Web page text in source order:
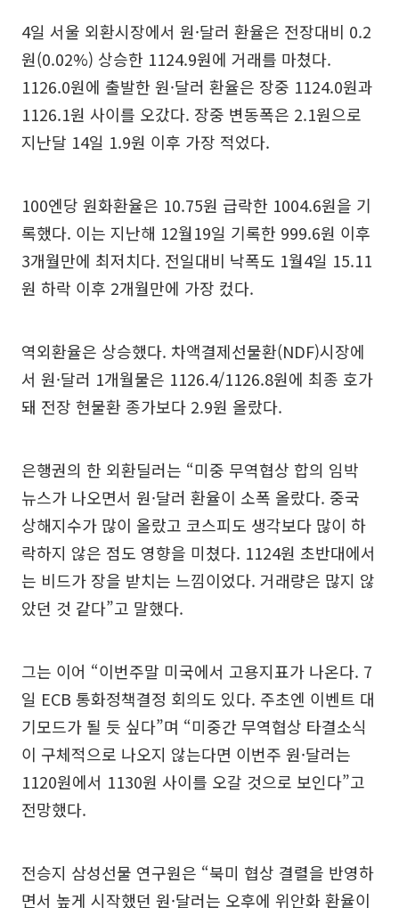
4일 서울 외환시장에서 원·달러 환율은 전장대비 0.2
원(0.02%) 상승한 1124.9원에 거래를 마쳤다.
1126.0원에 출발한 원·달러 환율은 장중 1124.0원과
1126.1원 사이를 오갔다. 장중 변동폭은 2.1원으로
지난달 14일 1.9원 이후 가장 적었다.
100엔당 원화환율은 10.75원 급락한 1004.6원을 기
록했다. 이는 지난해 12월19일 기록한 999.6원 이후
3개월만에 최저치다. 전일대비 낙폭도 1월4일 15.11
원 하락 이후 2개월만에 가장 컸다.
역외환율은 상승했다. 차액결제선물환(NDF)시장에
서 원·달러 1개월물은 1126.4/1126.8원에 최종 호가
돼 전장 현물환 종가보다 2.9원 올랐다.
은행권의 한 외환딜러는 “미중 무역협상 합의 임박
뉴스가 나오면서 원·달러 환율이 소폭 올랐다. 중국
상해지수가 많이 올랐고 코스피도 생각보다 많이 하
락하지 않은 점도 영향을 미쳤다. 1124원 초반대에서
는 비드가 장을 받치는 느낌이었다. 거래량은 많지 않
았던 것 같다”고 말했다.
그는 이어 “이번주말 미국에서 고용지표가 나온다. 7
일 ECB 통화정책결정 회의도 있다. 주초엔 이벤트 대
기모드가 될 듯 싶다”며 “미중간 무역협상 타결소식
이 구체적으로 나오지 않는다면 이번주 원·달러는
1120원에서 1130원 사이를 오갈 것으로 보인다”고
전망했다.
전승지 삼성선물 연구원은 “북미 협상 결렬을 반영하
면서 높게 시작했던 원·달러는 오후에 위안화 환율이